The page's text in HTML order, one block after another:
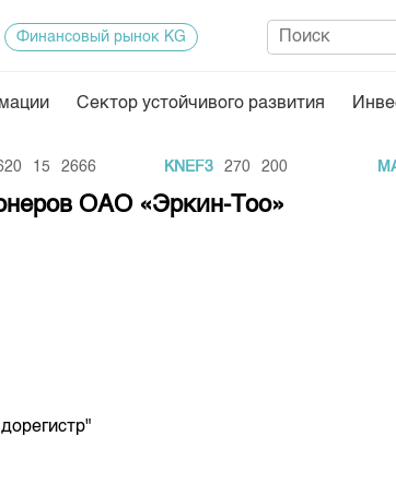
Биржевая деятельность
Финансовый рынок KG
Сектор устойчивого развития
15 2666 KNEF3 270 200
ОАО «Эркин-Тоо»